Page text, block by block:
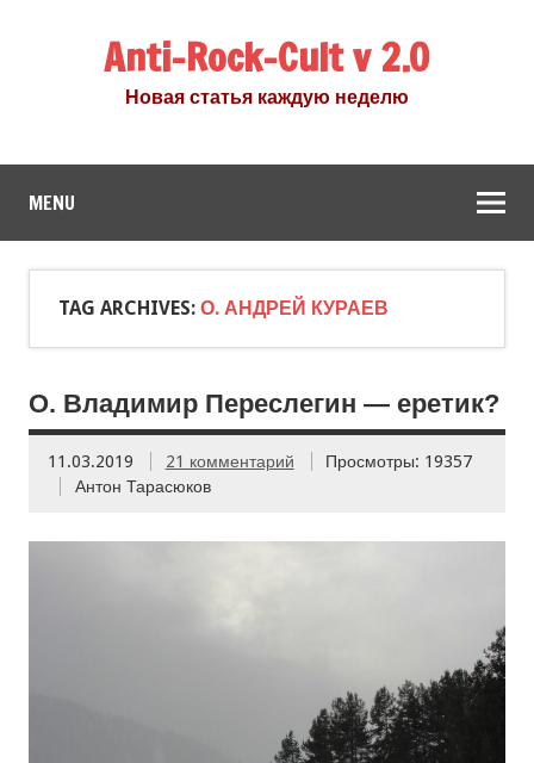
Anti-Rock-Cult v 2.0
Новая статья каждую неделю
MENU
TAG ARCHIVES: О. АНДРЕЙ КУРАЕВ
О. Владимир Переслегин — еретик?
11.03.2019 21 комментарий
Просмотры: 19357
Антон Тарасюков